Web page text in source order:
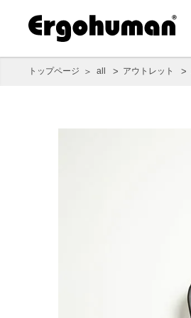
トップページ all アウトレット